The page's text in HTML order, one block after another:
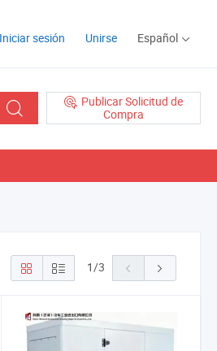
Iniciar sesión Unirse Español
Publicar Solicitud de
Compra
1/3